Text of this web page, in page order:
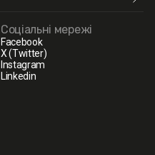
Соціальні мережі
Facebook
X (Twitter)
Instagram
Linkedin